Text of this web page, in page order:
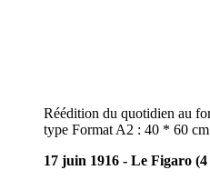
Réédition du quotidien au
type Format A2 : 40 * 60 cm
17 juin 1916 - Le Figaro (4